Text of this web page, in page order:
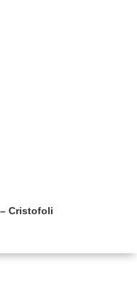
Cristofoli